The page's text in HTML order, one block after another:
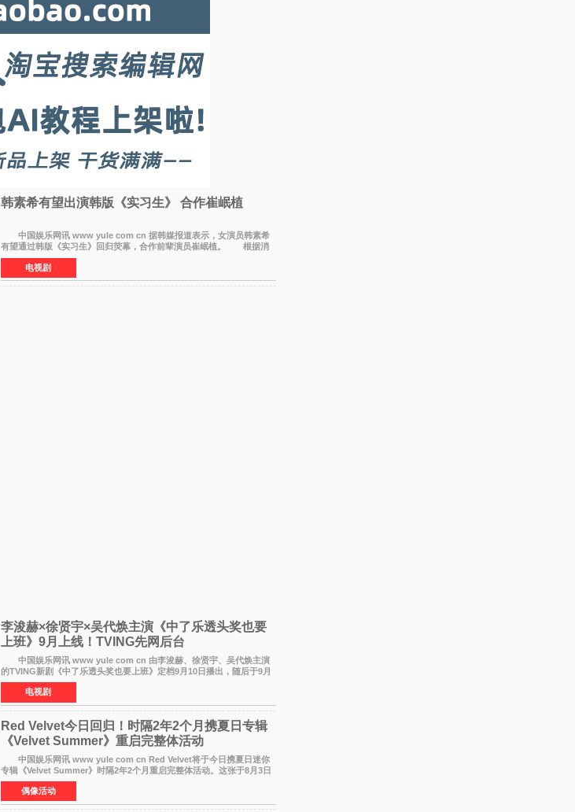
韩素希有望出演韩版《实习生》 合作崔岷植
中国娱乐网讯 www yule com cn 据韩媒报道表示，女演员韩素希
有望通过韩版《实习生》回归荧幕，合作前辈演员崔岷植。 根据消
息表示，演员韩素希目前已经结束了电视剧《Y计划》的拍摄工
电视剧
李浚赫×徐贤宇×吴代焕主演《中了乐透头奖也要
上班》9月上线！TVING先网后台
中国娱乐网讯 www yule com cn 由李浚赫、徐贤宇、吴代焕主演
的TVING新剧《中了乐透头奖也要上班》定档9月10日播出，随后于9月
14日起登陆tvN月火档，实现先网后台双平台播出模式。 本剧改
电视剧
Red Velvet今日回归！时隔2年2个月携夏日专辑
《Velvet Summer》重启完整体活动
中国娱乐网讯 www yule com cn Red Velvet将于今日携夏日迷你
专辑《Velvet Summer》时隔2年2个月重启完整体活动。这张于8月3日
发行的专辑，主打柔和成熟氛围的夏日音乐，收录了成员们想着
偶像活动